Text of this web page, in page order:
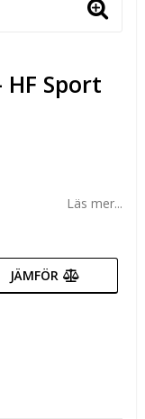
Sport
Läs mer...
JÄMFÖR